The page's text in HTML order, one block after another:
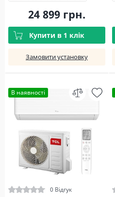
24 899 грн.
Купити в 1 клік
Замовити установку
В наявності
0 Відгук